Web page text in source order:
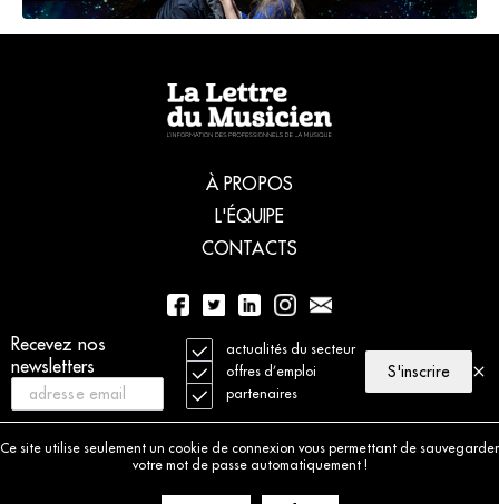
Recevez nos
newsletters
actualités du secteur
offres d’emploi
partenaires
S'inscrire
Ce site utilise seulement un cookie de connexion vous permettant de sauvegarder
votre mot de passe automatiquement !
À PROPOS
L'ÉQUIPE
CONTACTS
01 56 77 04 00
© 2021 La Lettre du Musicien. Tous droits réservés
Charte déontologique